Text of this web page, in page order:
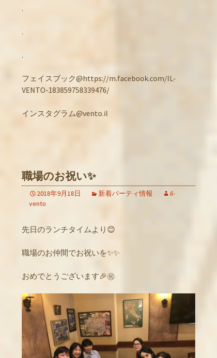
.
.
.
フェイスブック@https://m.facebook.com/IL-
VENTO-183859758339476/
インスタグラム@vento.il
職場のお祝い✨
2018年9月18日 新着パーティ情報
il-
vento
先日のランチタイムより😊
職場のお仲間でお祝いを✨✨
おめでとうございます🎉㊗️